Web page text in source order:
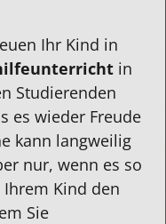
Ihr Kind in
in
Studierenden
es wieder Freude
kann langweilig
nur, wenn es so
Kind den
Sie